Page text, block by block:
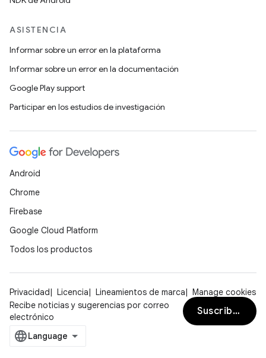
ASISTENCIA
Informar sobre un error en la plataforma
Informar sobre un error en la documentación
Google Play support
Participar en los estudios de investigación
Android
Chrome
Firebase
Google Cloud Platform
Todos los productos
Privacidad Licencia Lineamientos de marca
Manage cookies
Recibe noticias y sugerencias por correo
electrónico
Suscribirse